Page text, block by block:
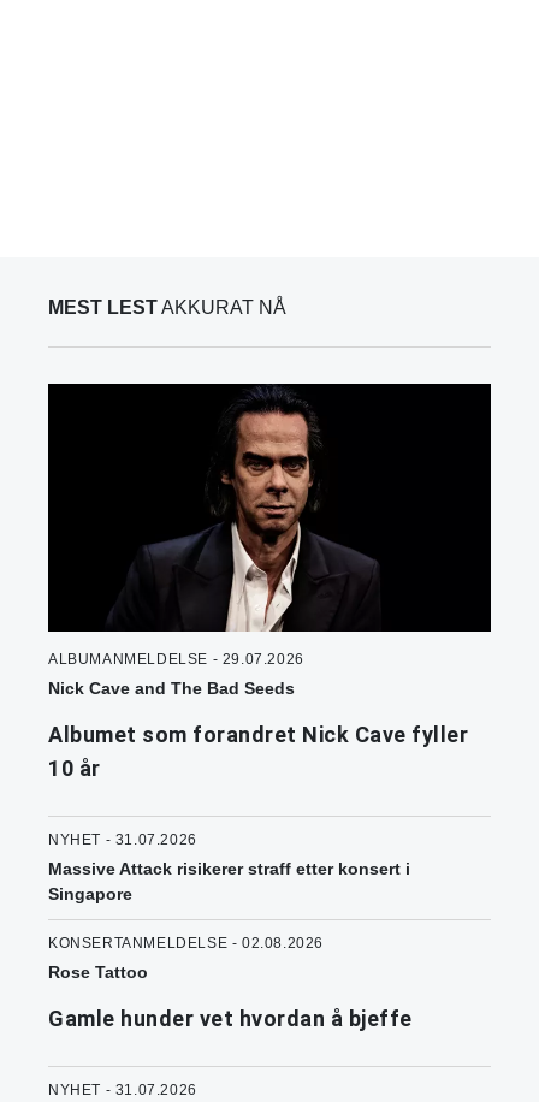
MEST LESTAKKURAT NÅ
ALBUMANMELDELSE - 29.07.2026
Nick Cave and The Bad Seeds
Albumet som forandret Nick Cave fyller
10 år
NYHET - 31.07.2026
Massive Attack risikerer straff etter konsert i
Singapore
KONSERTANMELDELSE - 02.08.2026
Rose Tattoo
Gamle hunder vet hvordan å bjeffe
NYHET - 31.07.2026